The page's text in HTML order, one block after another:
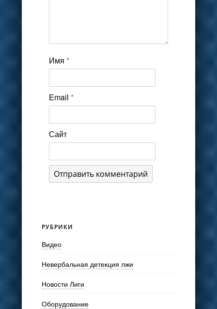
Имя *
Email *
Сайт
РУБРИКИ
Видео
Невербальная детекция лжи
Новости Лиги
Оборудование